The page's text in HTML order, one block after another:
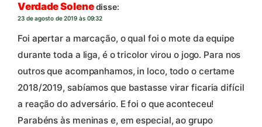
Verdade Solenedisse:
23 de agosto de 2019 às 09:32
Foi apertar a marcação, o qual foi o mote da equipe
durante toda a liga, é o tricolor virou o jogo. Para nos
outros que acompanhamos, in loco, todo o certame
2018/2019, sabíamos que bastasse virar ficaria difícil
a reação do adversário. E foi o que aconteceu!
Parabéns às meninas e, em especial, ao grupo